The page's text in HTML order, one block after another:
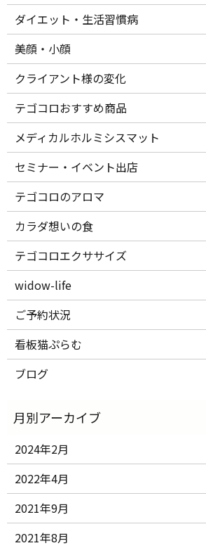
ダイエット・生活習慣病
美顔・小顔
クライアント様の変化
テゴコロおすすめ商品
メディカルホルミシスマット
セミナー・イベント出店
テゴコロのアロマ
カラダ想いの食
テゴコロエクササイズ
widow-life
ご予約状況
看板猫ぷらむ
ブログ
2024年2月
2022年4月
2021年9月
2021年8月